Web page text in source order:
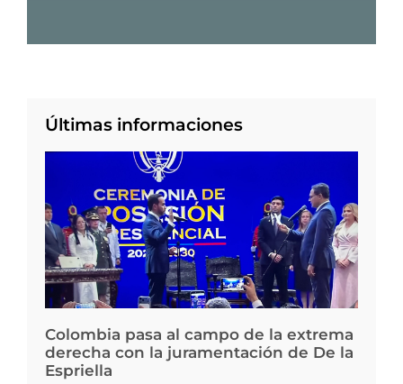
Últimas informaciones
Colombia pasa al campo de la extrema
derecha con la juramentación de De la
Espriella